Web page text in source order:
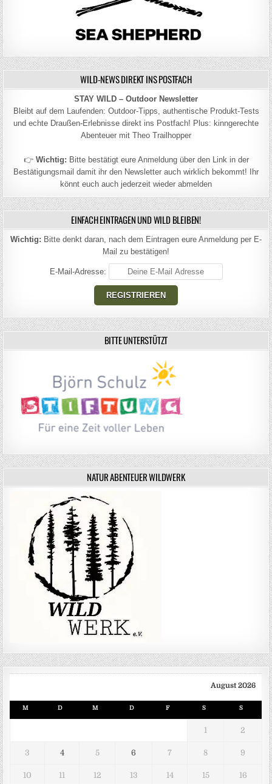
WILD-NEWS DIREKT INS POSTFACH
STAY WILD – Outdoor Newsletter
Bleibt auf dem Laufenden: Outdoor-Tipps, authentische Produkt-Tests
und echte Draußen-Erlebnisse direkt ins Postfach! Plus: kinngerechte
Abenteuer mit Theo Trailhopper
👉 Wichtig: Bitte bestätigt eure Anmeldung über den Link in der
Bestätigungsmail damit ihr den Newsletter auch wirklich bekommt! Ihr
könnt euch auch jederzeit wieder abmelden
EINFACH EINTRAGEN UND WILD BLEIBEN!
Wichtig: Bitte denkt daran, nach dem Eintragen eure Anmeldung per E-
Mail zu bestätigen!
E-Mail-Adresse:
BITTE UNTERSTÜTZT
NATUR ABENTEUER WILDWERK
August 2026
M D M D F S S
1 2
3 4 5 6 7 8 9
10 11 12 13 14 15 16